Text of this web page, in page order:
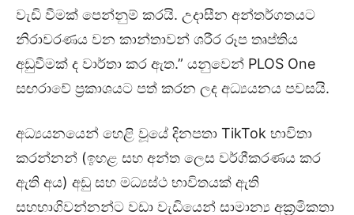
වැඩි වීමක් පෙන්නුම් කරයි. උදාසීන අන්තර්ගතයට
නිරාවරණය වන කාන්තාවන් ශරීර රූප තෘප්තිය
අඩුවීමක් ද වාර්තා කර ඇත.” යනුවෙන් PLOS One
සඟරාවේ ප්‍රකාශයට පත් කරන ලද අධ්‍යයනය පවසයි.
අධ්‍යයනයෙන් හෙළි වූයේ දිනපතා TikTok භාවිතා
කරන්නන් (ඉහළ සහ අන්ත ලෙස වර්ගීකරණය කර
ඇති අය) අඩු සහ මධ්‍යස්ථ භාවිතයක් ඇති
සහභාගිවන්නන්ට වඩා වැඩියෙන් සාමාන්‍ය අක්‍රමිකතා